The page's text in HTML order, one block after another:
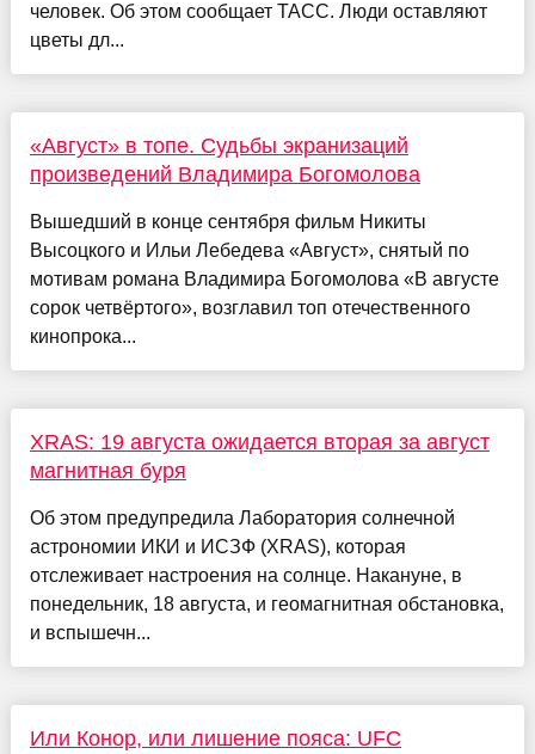
человек. Об этом сообщает ТАСС. Люди оставляют
цветы дл...
«Август» в топе. Судьбы экранизаций
произведений Владимира Богомолова
Вышедший в конце сентября фильм Никиты
Высоцкого и Ильи Лебедева «Август», снятый по
мотивам романа Владимира Богомолова «В августе
сорок четвёртого», возглавил топ отечественного
кинопрока...
XRAS: 19 августа ожидается вторая за август
магнитная буря
Об этом предупредила Лаборатория солнечной
астрономии ИКИ и ИСЗФ (XRAS), которая
отслеживает настроения на солнце. Накануне, в
понедельник, 18 августа, и геомагнитная обстановка,
и вспышечн...
Или Конор, или лишение пояса: UFC